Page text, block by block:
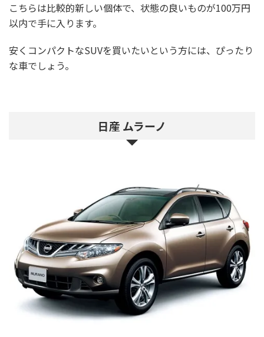
こちらは比較的新しい個体で、状態の良いものが100万円
以内で手に入ります。
安くコンパクトなSUVを買いたいという方には、ぴったり
な車でしょう。
日産 ムラーノ